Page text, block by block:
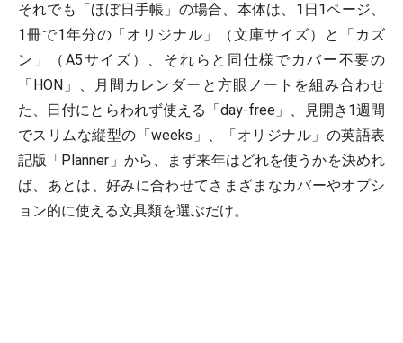
それでも「ほぼ日手帳」の場合、本体は、1日1ページ、
1冊で1年分の「オリジナル」（文庫サイズ）と「カズ
ン」（A5サイズ）、それらと同仕様でカバー不要の
「HON」、月間カレンダーと方眼ノートを組み合わせ
た、日付にとらわれず使える「day-free」、見開き1週間
でスリムな縦型の「weeks」、「オリジナル」の英語表
記版「Planner」から、まず来年はどれを使うかを決めれ
ば、あとは、好みに合わせてさまざまなカバーやオプシ
ョン的に使える文具類を選ぶだけ。